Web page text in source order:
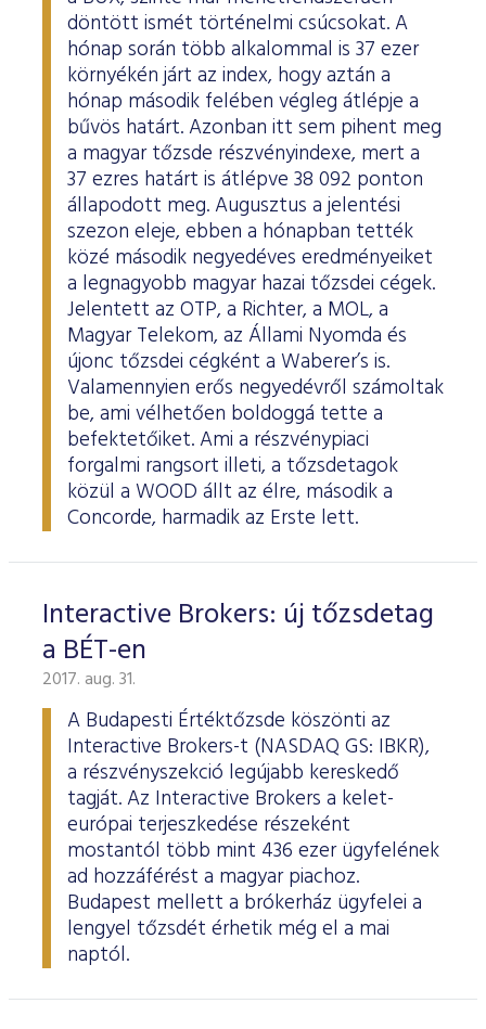
döntött ismét történelmi csúcsokat. A
hónap során több alkalommal is 37 ezer
környékén járt az index, hogy aztán a
hónap második felében végleg átlépje a
bűvös határt. Azonban itt sem pihent meg
a magyar tőzsde részvényindexe, mert a
37 ezres határt is átlépve 38 092 ponton
állapodott meg. Augusztus a jelentési
szezon eleje, ebben a hónapban tették
közé második negyedéves eredményeiket
a legnagyobb magyar hazai tőzsdei cégek.
Jelentett az OTP, a Richter, a MOL, a
Magyar Telekom, az Állami Nyomda és
újonc tőzsdei cégként a Waberer’s is.
Valamennyien erős negyedévről számoltak
be, ami vélhetően boldoggá tette a
befektetőiket. Ami a részvénypiaci
forgalmi rangsort illeti, a tőzsdetagok
közül a WOOD állt az élre, második a
Concorde, harmadik az Erste lett.
Interactive Brokers: új tőzsdetag
a BÉT-en
2017. aug. 31.
A Budapesti Értéktőzsde köszönti az
Interactive Brokers-t (NASDAQ GS: IBKR),
a részvényszekció legújabb kereskedő
tagját. Az Interactive Brokers a kelet-
európai terjeszkedése részeként
mostantól több mint 436 ezer ügyfelének
ad hozzáférést a magyar piachoz.
Budapest mellett a brókerház ügyfelei a
lengyel tőzsdét érhetik még el a mai
naptól.